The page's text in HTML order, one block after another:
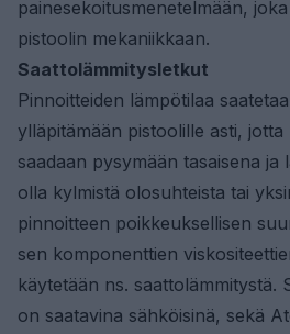
painesekoitusmenetelmään,
pistoolin mekaniikkaan.
Saattolämmitysletkut
Pinnoitteiden lämpötilaa
ylläpitämään pistoolille asti,
saadaan pysymään tasaisena ja
olla kylmistä olosuhteista tai
pinnoitteen poikkeuksellisen
sen komponenttien
käytetään ns. saattolämmitystä.
on saatavina sähköisinä, sekä